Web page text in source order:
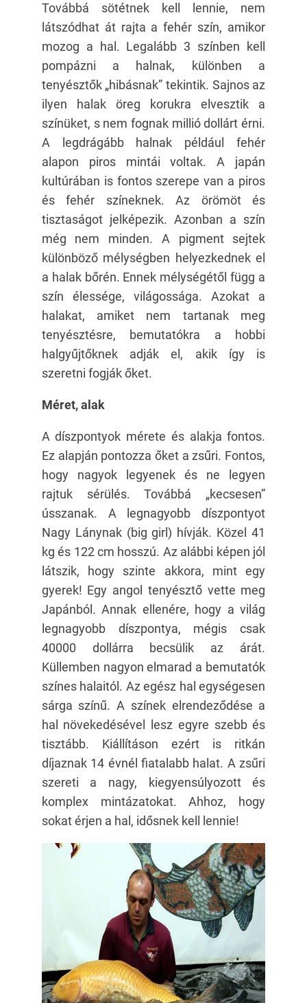
Továbbá sötétnek kell lennie, nem
látszódhat át rajta a fehér szín, amikor
mozog a hal. Legalább 3 színben kell
pompázni a halnak, különben a
tenyésztők „hibásnak” tekintik. Sajnos az
ilyen halak öreg korukra elvesztik a
színüket, s nem fognak millió dollárt érni.
A legdrágább halnak például fehér
alapon piros mintái voltak. A japán
kultúrában is fontos szerepe van a piros
és fehér színeknek. Az örömöt és
tisztaságot jelképezik. Azonban a szín
még nem minden. A pigment sejtek
különböző mélységben helyezkednek el
a halak bőrén. Ennek mélységétől függ a
szín élessége, világossága. Azokat a
halakat, amiket nem tartanak meg
tenyésztésre, bemutatókra a hobbi
halgyűjtőknek adják el, akik így is
szeretni fogják őket.
Méret, alak
A díszpontyok mérete és alakja fontos.
Ez alapján pontozza őket a zsűri. Fontos,
hogy nagyok legyenek és ne legyen
rajtuk sérülés. Továbbá „kecsesen”
ússzanak. A legnagyobb díszpontyot
Nagy Lánynak (big girl) hívják. Közel 41
kg és 122 cm hosszú. Az alábbi képen jól
látszik, hogy szinte akkora, mint egy
gyerek! Egy angol tenyésztő vette meg
Japánból. Annak ellenére, hogy a világ
legnagyobb díszpontya, mégis csak
40000 dollárra becsülik az árát.
Küllemben nagyon elmarad a bemutatók
színes halaitól. Az egész hal egységesen
sárga színű. A színek elrendeződése a
hal növekedésével lesz egyre szebb és
tisztább. Kiállításon ezért is ritkán
díjaznak 14 évnél fiatalabb halat. A zsűri
szereti a nagy, kiegyensúlyozott és
komplex mintázatokat. Ahhoz, hogy
sokat érjen a hal, idősnek kell lennie!